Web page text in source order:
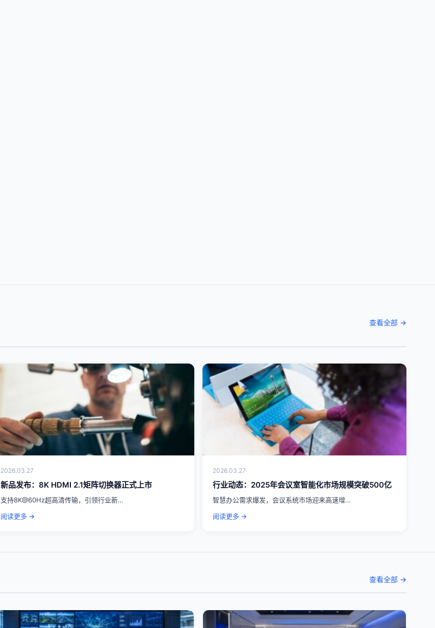
查看全部 →
2026.03.27
新品发布：8K HDMI 2.1矩阵切换器正式上市
支持8K@60Hz超高清传输，引领行业新…
阅读更多 →
2026.03.27
行业动态：2025年会议室智能化市场规模突破500亿
智慧办公需求爆发，会议系统市场迎来高速增…
阅读更多 →
查看全部 →